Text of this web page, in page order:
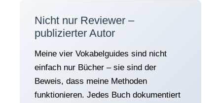
Nicht nur Reviewer –
publizierter Autor
Meine vier Vokabelguides sind nicht
einfach nur Bücher – sie sind der
Beweis, dass meine Methoden
funktionieren. Jedes Buch dokumentiert